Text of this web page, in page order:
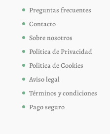
Preguntas frecuentes
Contacto
Sobre nosotros
Política de Privacidad
Política de Cookies
Aviso legal
Términos y condiciones
Pago seguro